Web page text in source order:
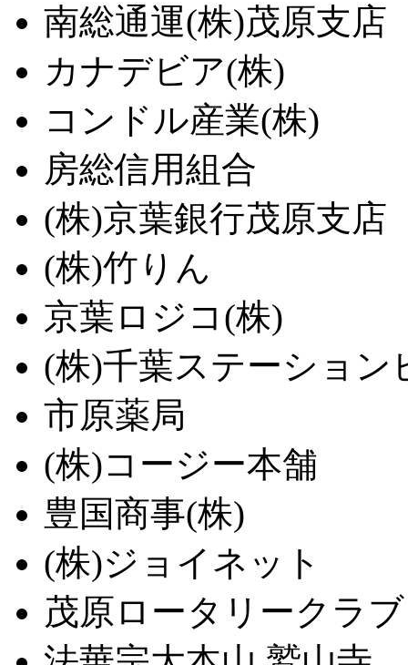
南総通運(株)茂原支店
カナデビア(株)
コンドル産業(株)
房総信用組合
(株)京葉銀行茂原支店
(株)竹りん
京葉ロジコ(株)
(株)千葉ステーション
市原薬局
(株)コージー本舗
豊国商事(株)
(株)ジョイネット
茂原ロータリークラブ